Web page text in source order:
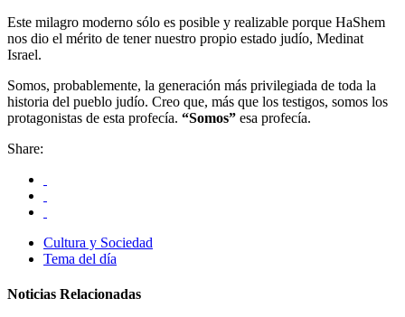
Este milagro moderno sólo es posible y realizable porque HaShem
nos dio el mérito de tener nuestro propio estado judío, Medinat
Israel.
Somos, probablemente, la generación más privilegiada de toda la
historia del pueblo judío. Creo que, más que los testigos, somos los
protagonistas de esta profecía. “Somos” esa profecía.
Share:
Cultura y Sociedad
Tema del día
Noticias Relacionadas